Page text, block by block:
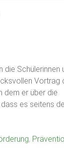
die Schülerinnen
Vortrag
dem er über die
es seitens
,